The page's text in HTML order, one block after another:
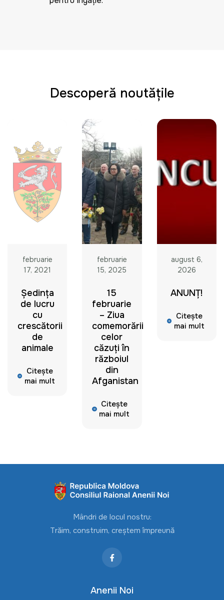
Descoperă noutățile
februarie
17, 2021
Şedinţa
de lucru
cu
crescătorii
de
animale
Citește
mai mult
februarie
15, 2025
15
februarie
– Ziua
comemorării
celor
căzuți în
războiul
din
Afganistan
Citește
mai mult
august 6,
2026
ANUNȚ!
Citește
mai mult
Mândri de locul nostru:
Trăim, construim, creștem împreună
Anenii Noi